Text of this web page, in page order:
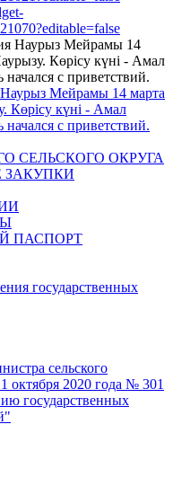
Мейрамы 14 марта
Көрісу күні - Амал
с приветствий.
СЕЛЬСКОГО ОКРУГА
ЗАКУПКИ
ПАСПОРТ
государственных
сельского
октября 2020 года № 301
государственных